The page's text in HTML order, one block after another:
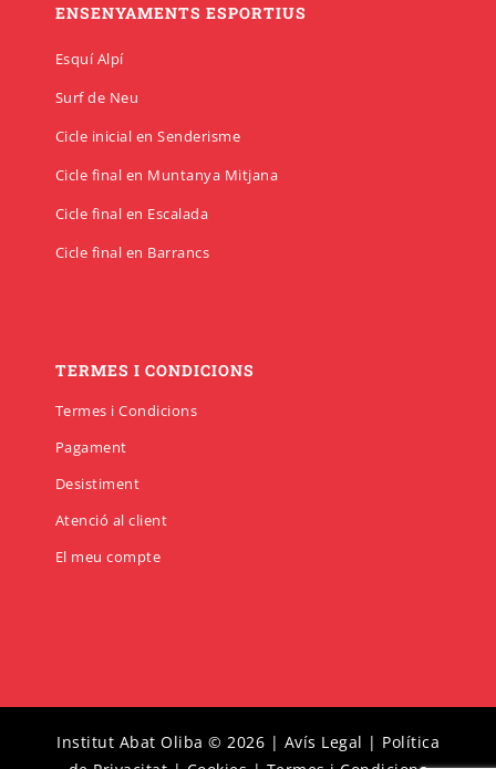
ENSENYAMENTS ESPORTIUS
Esquí Alpí
Surf de Neu
Cicle inicial en Senderisme
Cicle final en Muntanya Mitjana
Cicle final en Escalada
Cicle final en Barrancs
TERMES I CONDICIONS
Termes i Condicions
Pagament
Desistiment
Atenció al client
El meu compte
Institut Abat Oliba © 2026 | Avís Legal | Política